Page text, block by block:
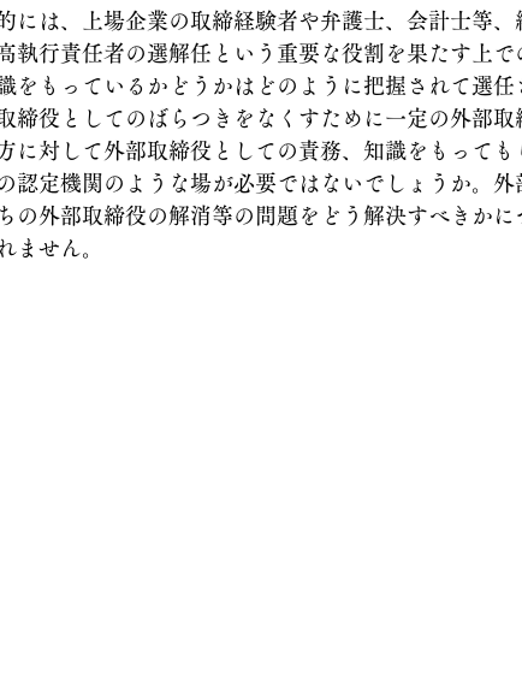
には、上場企業の取締経験者や弁護士、会計士等
執行責任者の選解任という重要な役割を果たす上で
をもっているかどうかはどのように把握されて選任
締役としてのばらつきをなくすために一定の外部取
に対して外部取締役としての責務、知識をもって
認定機関のような場が必要ではないでしょうか。外
の外部取締役の解消等の問題をどう解決すべきかに
ません。